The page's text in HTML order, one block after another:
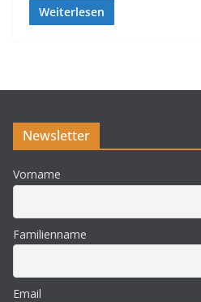
Weiterlesen
Newsletter
Vorname
Familienname
Email